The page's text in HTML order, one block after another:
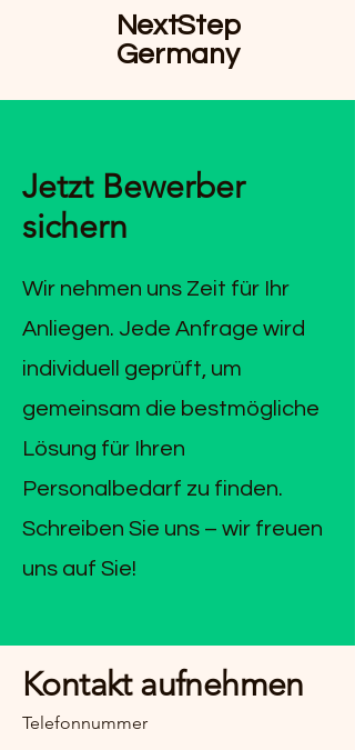
NextStep
Germany
Jetzt Bewerber
sichern
Wir nehmen uns Zeit für Ihr
Anliegen. Jede Anfrage wird
individuell geprüft, um
gemeinsam die bestmögliche
Lösung für Ihren
Personalbedarf zu finden.
Schreiben Sie uns – wir freuen
uns auf Sie!
Kontakt aufnehmen
Telefonnummer